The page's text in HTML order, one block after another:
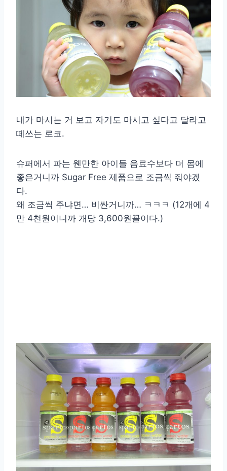
내가 마시는 거 보고 자기도 마시고 싶다고 달라고
떼쓰는 로코.
슈퍼에서 파는 웬만한 아이들 음료수보다 더 몸에
좋은거니까 Sugar Free 제품으로 조금씩 줘야겠
다.
왜 조금씩 주냐면… 비싼거니까… ㅋㅋㅋ (12개에 4
만 4천원이니까 개당 3,600원꼴이다.)